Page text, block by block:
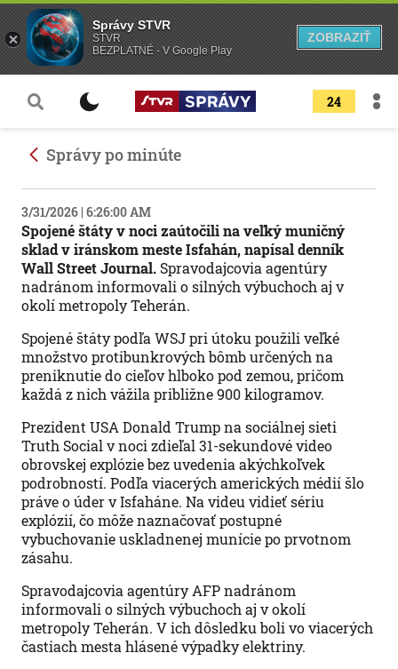
24
Správy po minúte
3/31/2026 | 6:26:00 AM
Spojené štáty v noci zaútočili na veľký muničný
sklad v iránskom meste Isfahán, napísal denník
Wall Street Journal. Spravodajcovia agentúry
nadránom informovali o silných výbuchoch aj v
okolí metropoly Teherán.
Spojené štáty podľa WSJ pri útoku použili veľké
množstvo protibunkrových bômb určených na
preniknutie do cieľov hlboko pod zemou, pričom
každá z nich vážila približne 900 kilogramov.
Prezident USA Donald Trump na sociálnej sieti
Truth Social v noci zdieľal 31-sekundové video
obrovskej explózie bez uvedenia akýchkoľvek
podrobností. Podľa viacerých amerických médií šlo
práve o úder v Isfaháne. Na videu vidieť sériu
explózií, čo môže naznačovať postupné
vybuchovanie uskladnenej munície po prvotnom
zásahu.
Spravodajcovia agentúry AFP nadránom
informovali o silných výbuchoch aj v okolí
metropoly Teherán. V ich dôsledku boli vo viacerých
častiach mesta hlásené výpadky elektriny.
Správy STVR
STVR
BEZPLATNÉ - V Google Play
ZOBRAZIŤ